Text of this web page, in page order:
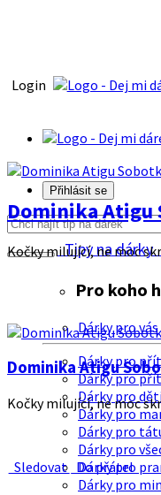
Login
Přihlásit se
Tipy na dárky
Pro koho
Dárky pro vás
Dárky pro
Dárky pro
Dárky pro
Dárky pro
Dárky pro
Dárky pro
Dárky pro
Dárky pro
Dominika Atigu
Kočky milující, ne moc
Dominika Atigu
Kočky milující, ne moc
Sledovat Do přátel